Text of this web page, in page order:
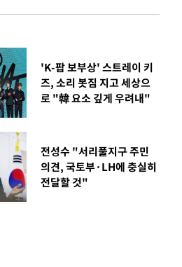
'K-팝 보부상' 스트레이 키
즈, 소리 봇짐 지고 세상으
로 "韓 요소 깊게 우려내"
전성수 "서리풀지구 주민
의견, 국토부·LH에 충실히
전달할 것"